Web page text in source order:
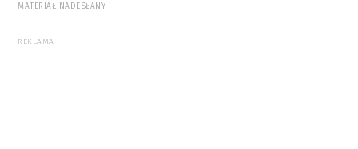
MATERIAŁ NADESŁANY
REKLAMA